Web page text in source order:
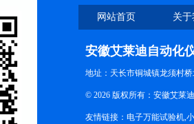
网站首页 关
安徽艾莱迪自动化
地址：天长市铜城镇龙须村
© 2026 版权所有：安徽艾莱
友情链接： 电子万能试验机,